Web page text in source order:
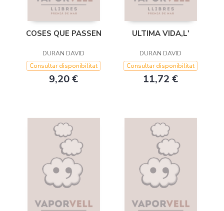
COSES QUE PASSEN
DURAN DAVID
Consultar disponibilitat
9,20 €
ULTIMA VIDA,L'
DURAN DAVID
Consultar disponibilitat
11,72 €